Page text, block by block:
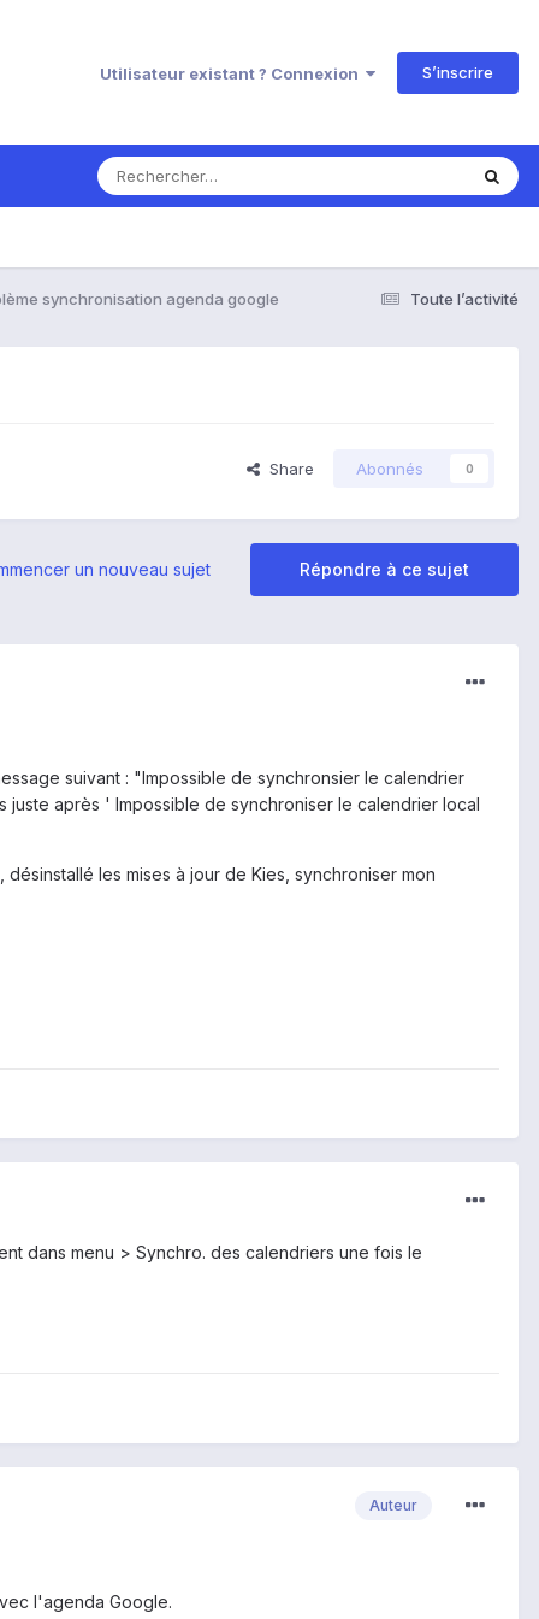
Utilisateur existant ? Connexion S’inscrire
Toute l’activité
synchronisation agenda google
Share Abonnés 0
Répondre à ce sujet
un nouveau sujet
suivant : "Impossible de synchronsier le calendrier
juste après ' Impossible de synchroniser le calendrier local
les mises à jour de Kies, synchroniser mon
dans menu > Synchro. des calendriers une fois le
Auteur
l'agenda Google.